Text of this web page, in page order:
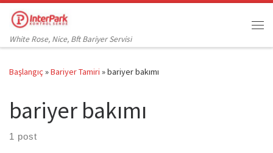
Skip to content
White Rose, Nice, Bft Bariyer Servisi
Başlangıç»Bariyer Tamiri »bariyer bakımı
bariyer bakımı
1 post